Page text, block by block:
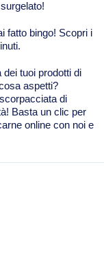
fatto bingo! Scopri i
tuoi prodotti di
aspetti?
di
Basta un clic per
online con noi e